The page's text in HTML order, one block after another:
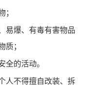
；
易爆、有毒有害物品
质；
全的活动。
不得擅自改装、拆